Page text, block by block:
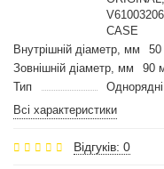
CASE
Внутрішній діаметр, мм
Зовнішній діаметр, мм
90
Тип
Однорядні
Всі характеристики
Відгуків: 0